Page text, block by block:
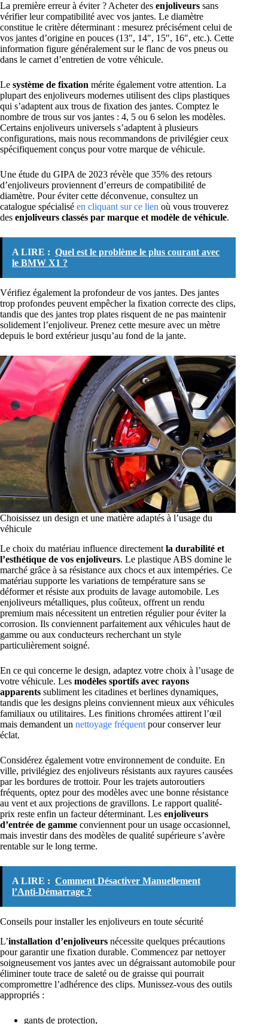
La première erreur à éviter ? Acheter des enjoliveurs sans
vérifier leur compatibilité avec vos jantes. Le diamètre
constitue le critère déterminant : mesurez précisément celui de
vos jantes d’origine en pouces (13″, 14″, 15″, 16″, etc.). Cette
information figure généralement sur le flanc de vos pneus ou
dans le carnet d’entretien de votre véhicule.
Le système de fixation mérite également votre attention. La
plupart des enjoliveurs modernes utilisent des clips plastiques
qui s’adaptent aux trous de fixation des jantes. Comptez le
nombre de trous sur vos jantes : 4, 5 ou 6 selon les modèles.
Certains enjoliveurs universels s’adaptent à plusieurs
configurations, mais nous recommandons de privilégier ceux
spécifiquement conçus pour votre marque de véhicule.
Une étude du GIPA de 2023 révèle que 35% des retours
d’enjoliveurs proviennent d’erreurs de compatibilité de
diamètre. Pour éviter cette déconvenue, consultez un
catalogue spécialisé en cliquant sur ce lien où vous trouverez
des enjoliveurs classés par marque et modèle de véhicule.
A LIRE : Quel est le problème le plus courant avec
le BMW X1 ?
Vérifiez également la profondeur de vos jantes. Des jantes
trop profondes peuvent empêcher la fixation correcte des clips,
tandis que des jantes trop plates risquent de ne pas maintenir
solidement l’enjoliveur. Prenez cette mesure avec un mètre
depuis le bord extérieur jusqu’au fond de la jante.
Choisissez un design et une matière adaptés à l’usage du
véhicule
Le choix du matériau influence directement la durabilité et
l’esthétique de vos enjoliveurs. Le plastique ABS domine le
marché grâce à sa résistance aux chocs et aux intempéries. Ce
matériau supporte les variations de température sans se
déformer et résiste aux produits de lavage automobile. Les
enjoliveurs métalliques, plus coûteux, offrent un rendu
premium mais nécessitent un entretien régulier pour éviter la
corrosion. Ils conviennent parfaitement aux véhicules haut de
gamme ou aux conducteurs recherchant un style
particulièrement soigné.
En ce qui concerne le design, adaptez votre choix à l’usage de
votre véhicule. Les modèles sportifs avec rayons
apparents subliment les citadines et berlines dynamiques,
tandis que les designs pleins conviennent mieux aux véhicules
familiaux ou utilitaires. Les finitions chromées attirent l’œil
mais demandent un nettoyage fréquent pour conserver leur
éclat.
Considérez également votre environnement de conduite. En
ville, privilégiez des enjoliveurs résistants aux rayures causées
par les bordures de trottoir. Pour les trajets autoroutiers
fréquents, optez pour des modèles avec une bonne résistance
au vent et aux projections de gravillons. Le rapport qualité-
prix reste enfin un facteur déterminant. Les enjoliveurs
d’entrée de gamme conviennent pour un usage occasionnel,
mais investir dans des modèles de qualité supérieure s’avère
rentable sur le long terme.
A LIRE : Comment Désactiver Manuellement
l’Anti-Démarrage ?
Conseils pour installer les enjoliveurs en toute sécurité
L’installation d’enjoliveurs nécessite quelques précautions
pour garantir une fixation durable. Commencez par nettoyer
soigneusement vos jantes avec un dégraissant automobile pour
éliminer toute trace de saleté ou de graisse qui pourrait
compromettre l’adhérence des clips. Munissez-vous des outils
appropriés :
gants de protection,